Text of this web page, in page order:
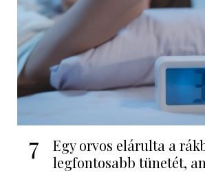
7
Egy orvos elárulta a
legfontosabb tünetét,